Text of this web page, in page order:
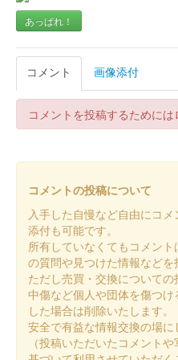
鬼ヶ城の世界遺産登録二十周年
内は購入可能。
鬼ヶ城 御城印 令和
鬼ヶ城からみた初日の出がデ
鬼ヶ城 御城印 令和
クマノザクラがデザインされて
鬼ヶ城 御城印 令和
あっぱれ！
コメント 画像添付
コメントを投稿するためには
コメントの投稿について
入手した自慢など自由にコ
添付も可能です。
所有していなくてもコメン
の質問や見つけた情報などを
ただし売買・交換について
中傷など個人や団体を傷つ
した場合は削除いたします。
安全で有益な情報交換の場に
（投稿いただいたコメント